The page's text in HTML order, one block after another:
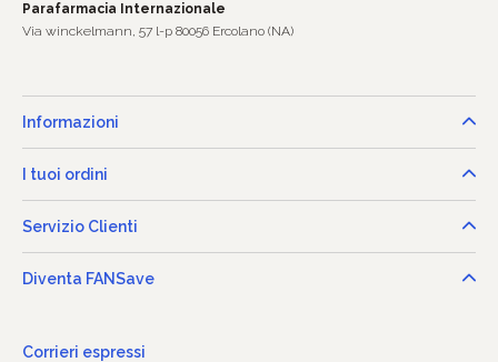
Parafarmacia Internazionale
Via winckelmann, 57 l-p 80056 Ercolano (NA)
Informazioni
I tuoi ordini
Servizio Clienti
Diventa FANSave
Corrieri espressi